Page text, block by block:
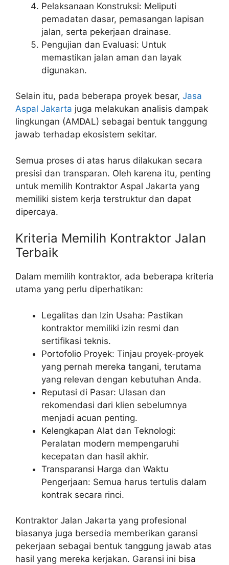
Pelaksanaan Konstruksi: Meliputi
pemadatan dasar, pemasangan lapisan
jalan, serta pekerjaan drainase.
Pengujian dan Evaluasi: Untuk
memastikan jalan aman dan layak
digunakan.
Selain itu, pada beberapa proyek besar, Jasa
Aspal Jakarta juga melakukan analisis dampak
lingkungan (AMDAL) sebagai bentuk tanggung
jawab terhadap ekosistem sekitar.
Semua proses di atas harus dilakukan secara
presisi dan transparan. Oleh karena itu, penting
untuk memilih Kontraktor Aspal Jakarta yang
memiliki sistem kerja terstruktur dan dapat
dipercaya.
Kriteria Memilih Kontraktor Jalan
Terbaik
Dalam memilih kontraktor, ada beberapa kriteria
utama yang perlu diperhatikan:
Legalitas dan Izin Usaha: Pastikan
kontraktor memiliki izin resmi dan
sertifikasi teknis.
Portofolio Proyek: Tinjau proyek-proyek
yang pernah mereka tangani, terutama
yang relevan dengan kebutuhan Anda.
Reputasi di Pasar: Ulasan dan
rekomendasi dari klien sebelumnya
menjadi acuan penting.
Kelengkapan Alat dan Teknologi:
Peralatan modern mempengaruhi
kecepatan dan hasil akhir.
Transparansi Harga dan Waktu
Pengerjaan: Semua harus tertulis dalam
kontrak secara rinci.
Kontraktor Jalan Jakarta yang profesional
biasanya juga bersedia memberikan garansi
pekerjaan sebagai bentuk tanggung jawab atas
hasil yang mereka kerjakan. Garansi ini bisa